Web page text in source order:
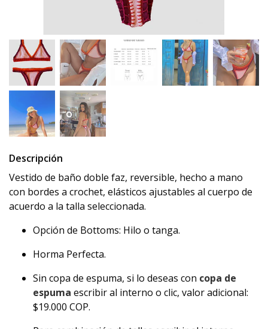
Descripción
Vestido de baño doble faz, reversible, hecho a mano
con bordes a crochet, elásticos ajustables al cuerpo de
acuerdo a la talla seleccionada.
Opción de Bottoms: Hilo o tanga.
Horma Perfecta.
Sin copa de espuma, si lo deseas con copa de
espuma escribir al interno o clic, valor adicional:
$19.000 COP.